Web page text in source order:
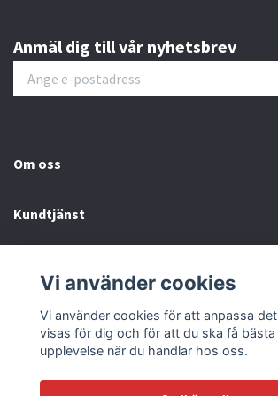
Anmäl dig till vår nyhetsbrev
Om oss
Kundtjänst
Sociala medier
Vi använder cookies
Vi använder cookies för att anpassa
visas för dig och för att du ska få bästa
upplevelse när du handlar hos oss.